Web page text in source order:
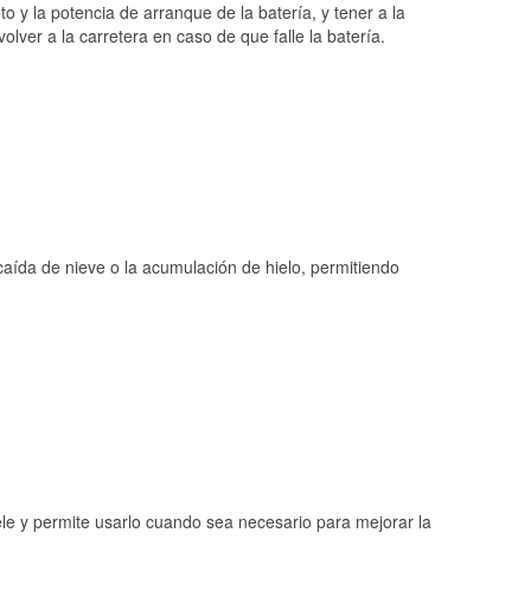
y la potencia de arranque de la batería, y tener a la
a la carretera en caso de que falle la batería.
de nieve o la acumulación de hielo, permitiendo
y permite usarlo cuando sea necesario para mejorar la